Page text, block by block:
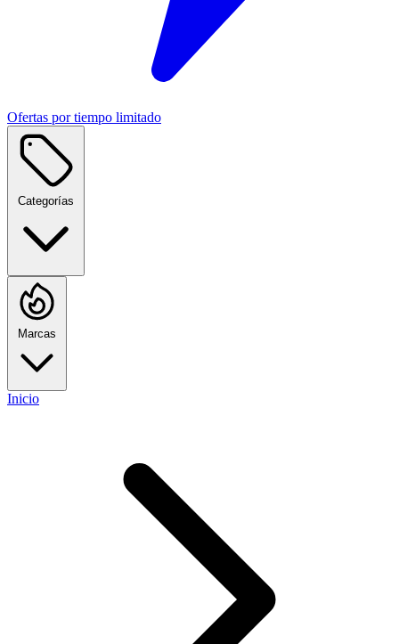
Ofertas por tiempo limitado
Categorías
Marcas
Inicio